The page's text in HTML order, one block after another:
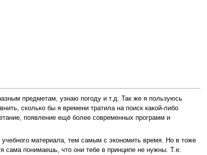
предметам, узнаю погоду и т.д. Так же я пользуюсь
сколько бы я времени тратила на поиск какой-либо
появление ещё более современных программ и
материала, тем самым с экономить время. Но в тоже
сама понимаешь, что они тебе в принципе не нужны. Т.е.